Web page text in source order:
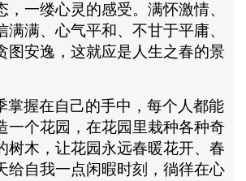
，一缕心灵的感受。满怀激情、
满满、心气平和、不甘于平庸、
图安逸，这就应是人生之春的景
掌握在自己的手中，每个人都能
一个花园，在花园里栽种各种奇
树木，让花园永远春暖花开、春
给自我一点闲暇时刻，徜徉在心